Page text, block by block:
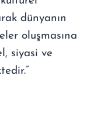
dünyanın
oluşmasına
siyasi ve